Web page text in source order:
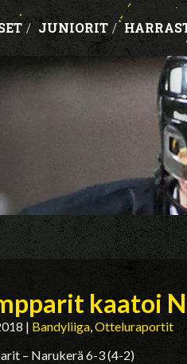
/ JUNIORIT /
kaatoi
| Bandyliiga,Otteluraportit
– Narukerä 6-3 (4-2)